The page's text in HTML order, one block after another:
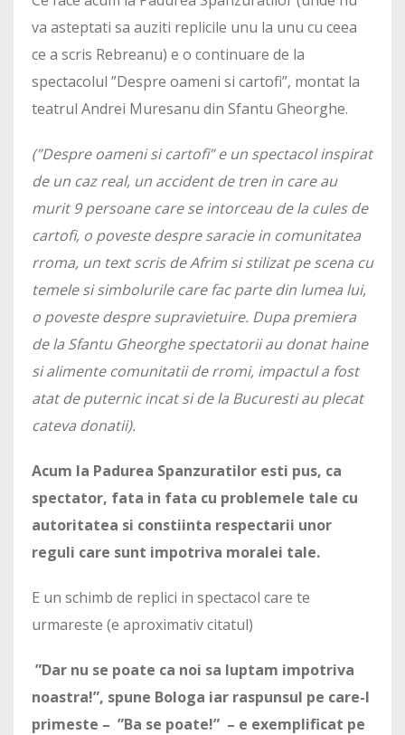
va asteptati sa auziti replicile unu la unu cu ceea
ce a scris Rebreanu) e o continuare de la
spectacolul ”Despre oameni si cartofi”, montat la
teatrul Andrei Muresanu din Sfantu Gheorghe.
(”Despre oameni si cartofi” e un spectacol inspirat
de un caz real, un accident de tren in care au
murit 9 persoane care se intorceau de la cules de
cartofi, o poveste despre saracie in comunitatea
rroma, un text scris de Afrim si stilizat pe scena cu
temele si simbolurile care fac parte din lumea lui,
o poveste despre supravietuire. Dupa premiera
de la Sfantu Gheorghe spectatorii au donat haine
si alimente comunitatii de rromi, impactul a fost
atat de puternic incat si de la Bucuresti au plecat
cateva donatii).
Acum la Padurea Spanzuratilor esti pus, ca
spectator, fata in fata cu problemele tale cu
autoritatea si constiinta respectarii unor
reguli care sunt impotriva moralei tale.
E un schimb de replici in spectacol care te
urmareste (e aproximativ citatul)
”Dar nu se poate ca noi sa luptam impotriva
noastra!”, spune Bologa iar raspunsul pe care-l
primeste – ”Ba se poate!” – e exemplificat pe